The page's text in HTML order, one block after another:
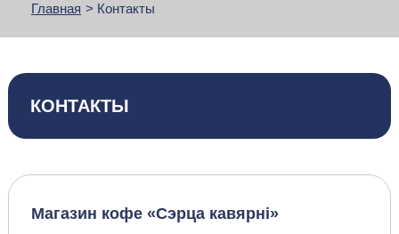
Главная > Контакты
КОНТАКТЫ
Магазин кофе «Сэрца кавярні»